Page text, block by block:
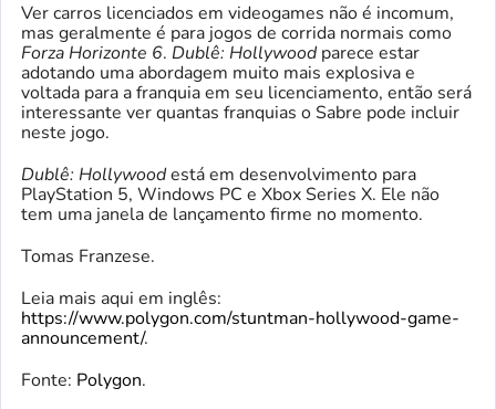
Ver carros licenciados em videogames não é incomum,
mas geralmente é para jogos de corrida normais como
Forza Horizonte 6. Dublê: Hollywoodparece estar
adotando uma abordagem muito mais explosiva e
voltada para a franquia em seu licenciamento, então será
interessante ver quantas franquias o Sabre pode incluir
neste jogo.
Dublê: Hollywoodestá em desenvolvimento para
PlayStation 5, Windows PC e Xbox Series X. Ele não
tem uma janela de lançamento firme no momento.
Tomas Franzese.
Leia mais aqui em inglês:
https://www.polygon.com/stuntman-hollywood-game-
announcement/.
Fonte: Polygon.